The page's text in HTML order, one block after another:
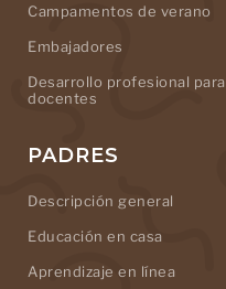
Campamentos de verano
Embajadores
Desarrollo profesional para
docentes
PADRES
Descripción general
Educación en casa
Aprendizaje en línea